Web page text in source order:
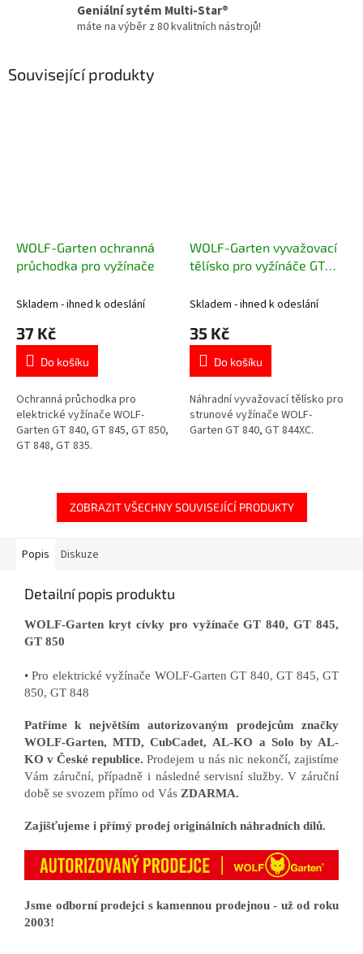
Geniální sytém Multi-Star®
máte na výběr z 80 kvalitních nástrojů!
Související produkty
WOLF-Garten ochranná
průchodka pro vyžínače
Skladem - ihned k odeslání
37 Kč
Do košíku
Ochranná průchodka pro
elektrické vyžínače WOLF-
Garten GT 840, GT 845, GT 850,
GT 848, GT 835.
WOLF-Garten vyvažovací
tělísko pro vyžínáče GT
Skladem - ihned k odeslání
35 Kč
Do košíku
Náhradní vyvažovací tělísko pro
strunové vyžínače WOLF-
Garten GT 840, GT 844XC.
ZOBRAZIT VŠECHNY SOUVISEJÍCÍ PRODUKTY
Popis Diskuze
Detailní popis produktu
WOLF-Garten kryt cívky pro vyžínače GT 840, GT 845,
GT 850
• Pro elektrické vyžínače WOLF-Garten GT 840, GT 845, GT
850, GT 848
Patříme k největším autorizovaným prodejcům značky
WOLF-Garten, MTD, CubCadet, AL-KO a Solo by AL-
KO v České republice.Prodejem u nás nic nekončí, zajistíme
Vám záruční, případně i následné servisní služby. V záruční
době se svozem přímo od Vás ZDARMA.
Zajišťujeme i přímý prodej originálních náhradních dílů.
Jsme odborní prodejci s kamennou prodejnou - už od roku
2003!